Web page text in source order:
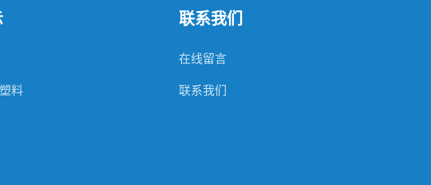
料
联系我们
在线留言
联系我们